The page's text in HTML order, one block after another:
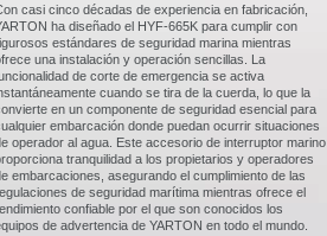
casi cinco décadas de experiencia en fabricación,
ha diseñado el HYF-665K para cumplir con
estándares de seguridad marina mientras
una instalación y operación sencillas. La
de corte de emergencia se activa
cuando se tira de la cuerda, lo que la
en un componente de seguridad esencial para
embarcación donde puedan ocurrir situaciones
operador al agua. Este accesorio de interruptor marino
tranquilidad a los propietarios y operadores
embarcaciones, asegurando el cumplimiento de las
de seguridad marítima mientras ofrece el
confiable por el que son conocidos los
de advertencia de YARTON en todo el mundo.